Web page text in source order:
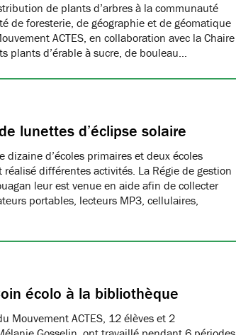
de plants d’arbres à la communauté
de foresterie, de géographie et de géomatique
ACTES, en collaboration avec la Chaire
plants d’érable à sucre, de bouleau…
lunettes d’éclipse solaire
dizaine d’écoles primaires et deux écoles
différentes activités. La Régie de gestion
leur est venue en aide afin de collecter
portables, lecteurs MP3, cellulaires,
écolo à la bibliothèque
Mouvement ACTES, 12 élèves et 2